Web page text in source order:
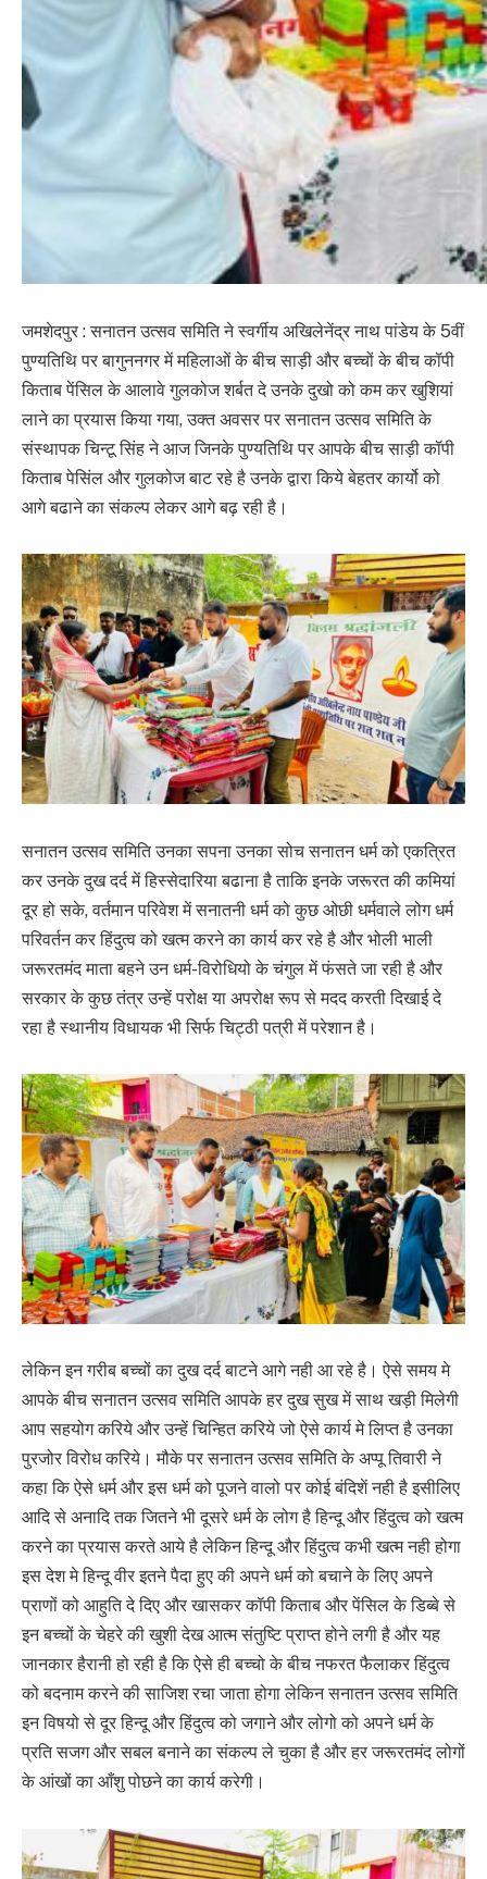
जमशेदपुर : सनातन उत्सव समिति ने स्वर्गीय अखिलेनेंद्र नाथ पांडेय के 5वीं
पुण्यतिथि पर बागुननगर में महिलाओं के बीच साड़ी और बच्चों के बीच कॉपी
किताब पेंसिल के आलावे गुलकोज शर्बत दे उनके दुखो को कम कर खुशियां
लाने का प्रयास किया गया, उक्त अवसर पर सनातन उत्सव समिति के
संस्थापक चिन्टू सिंह ने आज जिनके पुण्यतिथि पर आपके बीच साड़ी कॉपी
किताब पेसिंल और गुलकोज बाट रहे है उनके द्वारा किये बेहतर कार्यो को
आगे बढाने का संकल्प लेकर आगे बढ़ रही है।
सनातन उत्सव समिति उनका सपना उनका सोच सनातन धर्म को एकत्रित
कर उनके दुख दर्द में हिस्सेदारिया बढाना है ताकि इनके जरूरत की कमियां
दूर हो सके, वर्तमान परिवेश में सनातनी धर्म को कुछ ओछी धर्मवाले लोग धर्म
परिवर्तन कर हिंदुत्व को खत्म करने का कार्य कर रहे है और भोली भाली
जरूरतमंद माता बहने उन धर्म-विरोधियो के चंगुल में फंसते जा रही है और
सरकार के कुछ तंत्र उन्हें परोक्ष या अपरोक्ष रूप से मदद करती दिखाई दे
रहा है स्थानीय विधायक भी सिर्फ चिट्ठी पत्री में परेशान है।
लेकिन इन गरीब बच्चों का दुख दर्द बाटने आगे नही आ रहे है। ऐसे समय मे
आपके बीच सनातन उत्सव समिति आपके हर दुख सुख में साथ खड़ी मिलेगी
आप सहयोग करिये और उन्हें चिन्हित करिये जो ऐसे कार्य मे लिप्त है उनका
पुरजोर विरोध करिये। मौके पर सनातन उत्सव समिति के अप्पू तिवारी ने
कहा कि ऐसे धर्म और इस धर्म को पूजने वालो पर कोई बंदिशें नही है इसीलिए
आदि से अनादि तक जितने भी दूसरे धर्म के लोग है हिन्दू और हिंदुत्व को खत्म
करने का प्रयास करते आये है लेकिन हिन्दू और हिंदुत्व कभी खत्म नही होगा
इस देश मे हिन्दू वीर इतने पैदा हुए की अपने धर्म को बचाने के लिए अपने
प्राणों को आहुति दे दिए और खासकर कॉपी किताब और पेंसिल के डिब्बे से
इन बच्चों के चेहरे की खुशी देख आत्म संतुष्टि प्राप्त होने लगी है और यह
जानकार हैरानी हो रही है कि ऐसे ही बच्चो के बीच नफरत फैलाकर हिंदुत्व
को बदनाम करने की साजिश रचा जाता होगा लेकिन सनातन उत्सव समिति
इन विषयो से दूर हिन्दू और हिंदुत्व को जगाने और लोगो को अपने धर्म के
प्रति सजग और सबल बनाने का संकल्प ले चुका है और हर जरूरतमंद लोगों
के आंखों का आँशु पोछने का कार्य करेगी।